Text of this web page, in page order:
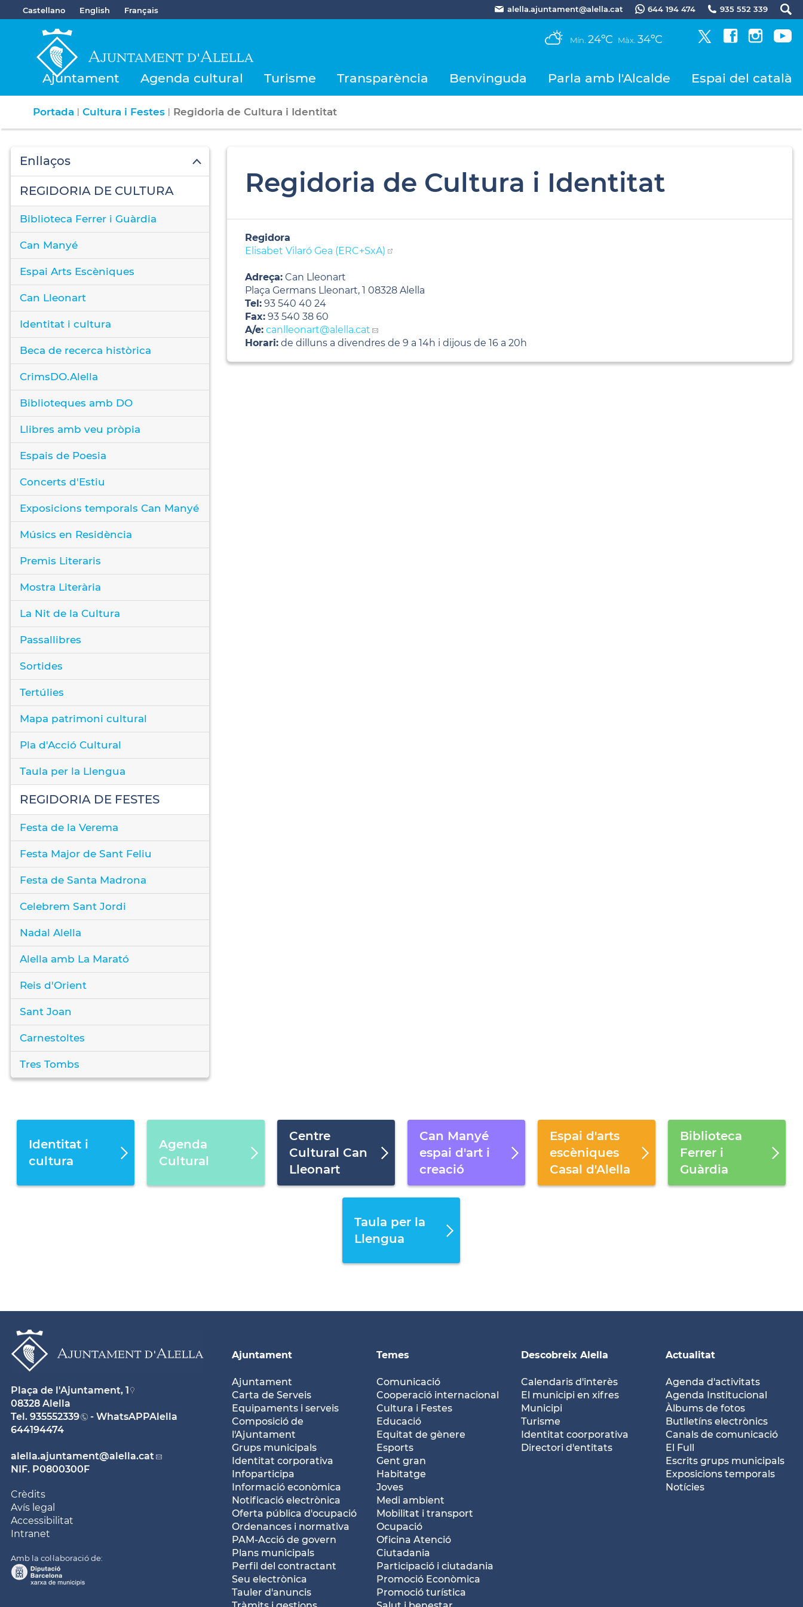
Castellano English Français alella.ajuntament@alella.cat 644 194 474 935 552 339
Mín. 24ºC Màx. 34ºC
Ajuntament Agenda cultural Turisme Transparència Benvinguda Parla amb l'Alcalde Espai del català
Portada | Cultura i Festes | Regidoria de Cultura i Identitat
Enllaços
REGIDORIA DE CULTURA
Biblioteca Ferrer i Guàrdia
Can Manyé
Espai Arts Escèniques
Can Lleonart
Identitat i cultura
Beca de recerca històrica
CrimsDO.Alella
Biblioteques amb DO
Llibres amb veu pròpia
Espais de Poesia
Concerts d'Estiu
Exposicions temporals Can Manyé
Músics en Residència
Premis Literaris
Mostra Literària
La Nit de la Cultura
Passallibres
Sortides
Tertúlies
Mapa patrimoni cultural
Pla d'Acció Cultural
Taula per la Llengua
REGIDORIA DE FESTES
Festa de la Verema
Festa Major de Sant Feliu
Festa de Santa Madrona
Celebrem Sant Jordi
Nadal Alella
Alella amb La Marató
Reis d'Orient
Sant Joan
Carnestoltes
Tres Tombs
Regidoria de Cultura i Identitat
Regidora
Elisabet Vilaró Gea (ERC+SxA)
Adreça:Can Lleonart
Plaça Germans Lleonart, 1 08328 Alella
Tel:93 540 40 24
Fax:93 540 38 60
A/e: canlleonart@alella.cat
Horari:de dilluns a divendres de 9 a 14h i dijous de 16 a 20h
Identitat i
cultura
Agenda
Cultural
Centre
Cultural Can
Lleonart
Can Manyé
espai d'art i
creació
Espai d'arts
escèniques
Casal d'Alella
Biblioteca
Ferrer i
Guàrdia
Taula per la
Llengua
Ajuntament
Ajuntament
Carta de Serveis
Equipaments i serveis
Composició de
l'Ajuntament
Grups municipals
Identitat corporativa
Infoparticipa
Informació econòmica
Notificació electrònica
Oferta pública d'ocupació
Ordenances i normativa
PAM-Acció de govern
Plans municipals
Perfil del contractant
Seu electrònica
Tauler d'anuncis
Temes
Comunicació
Cooperació internacional
Cultura i Festes
Educació
Equitat de gènere
Esports
Gent gran
Habitatge
Joves
Medi ambient
Mobilitat i transport
Ocupació
Oficina Atenció
Ciutadania
Participació i ciutadania
Promoció Econòmica
Promoció turística
Descobreix Alella
Calendaris d'interès
El municipi en xifres
Municipi
Turisme
Identitat coorporativa
Directori d'entitats
Actualitat
Agenda d'activitats
Agenda Institucional
Àlbums de fotos
Butlletíns electrònics
Canals de comunicació
El Full
Escrits grups municipals
Exposicions temporals
Notícies
Plaça de l'Ajuntament, 1
08328 Alella
Tel. 935552339
- WhatsAPPAlella
644194474
alella.ajuntament@alella.cat
NIF. P0800300F
Crèdits
Avís legal
Accessibilitat
Intranet
Amb la col·laboració de: